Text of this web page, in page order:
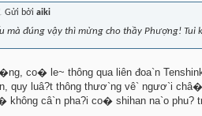
Gửi bởi aiki
mà đúng vậy thì mừng cho thầy Phượng! Tui
co� le~ thông qua liên đoa`n
quy luâ?t thông thươ`ng vê` ngươ`i
không câ`n pha?i co� shihan na`o phu?